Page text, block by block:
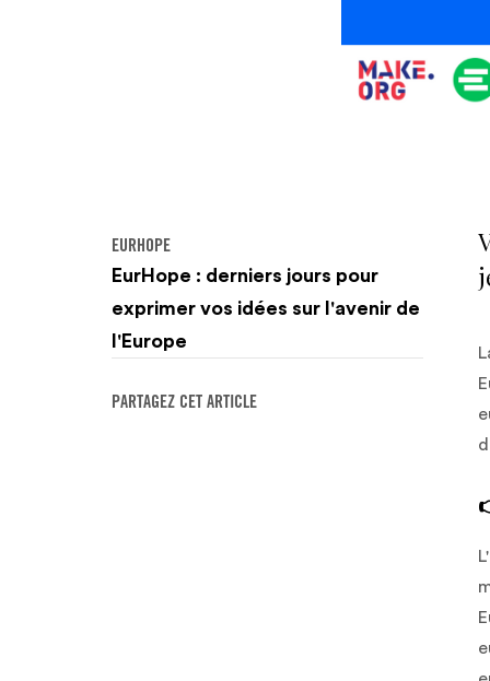
EURHOPE
EurHope : derniers jours pour
exprimer vos idées sur l'avenir de
l'Europe
PARTAGEZ CET ARTICLE